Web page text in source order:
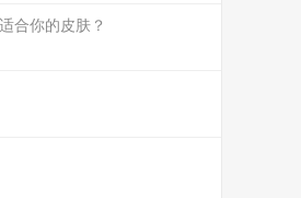
合你的皮肤？